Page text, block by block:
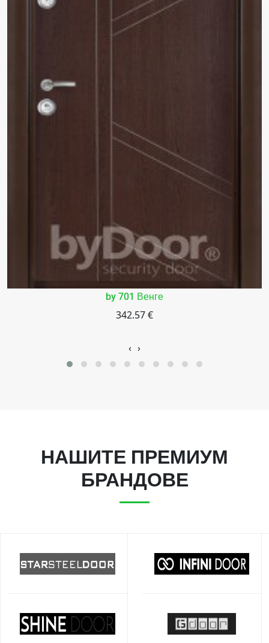
by 701 Венге
342.57 €
‹ ›
НАШИТЕ ПРЕМИУМ
БРАНДОВЕ